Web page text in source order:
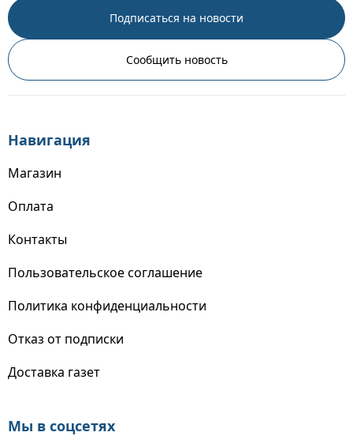
Подписаться на новости
Сообщить новость
Навигация
Магазин
Оплата
Контакты
Пользовательское соглашение
Политика конфиденциальности
Отказ от подписки
Доставка газет
Мы в соцсетях